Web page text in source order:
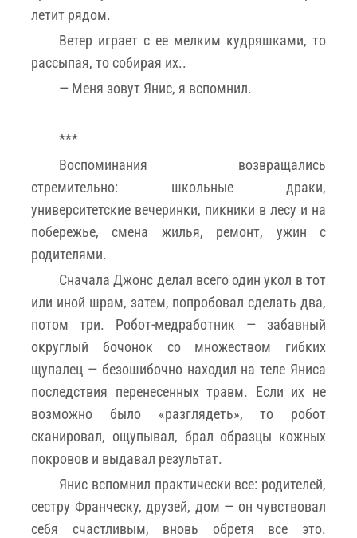
летит рядом.
Ветер играет с ее мелким кудряшками, то
рассыпая, то собирая их..
— Меня зовут Янис, я вспомнил.
***
Воспоминания возвращались
стремительно: школьные драки,
университетские вечеринки, пикники в лесу и на
побережье, смена жилья, ремонт, ужин с
родителями.
Сначала Джонс делал всего один укол в тот
или иной шрам, затем, попробовал сделать два,
потом три. Робот-медработник — забавный
округлый бочонок со множеством гибких
щупалец — безошибочно находил на теле Яниса
последствия перенесенных травм. Если их не
возможно было «разглядеть», то робот
сканировал, ощупывал, брал образцы кожных
покровов и выдавал результат.
Янис вспомнил практически все: родителей,
сестру Франческу, друзей, дом — он чувствовал
себя счастливым, вновь обретя все это.